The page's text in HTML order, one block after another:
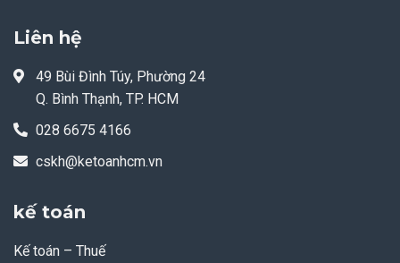
Liên hệ
49 Bùi Đình Túy, Phường 24
Q. Bình Thạnh, TP. HCM
028 6675 4166
cskh@ketoanhcm.vn
kế toán
Kế toán – Thuế